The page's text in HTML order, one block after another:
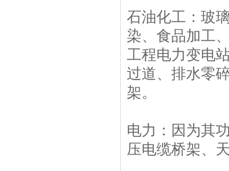
石油化工：玻
染、食品加工
工程电力变电
过道、排水零
架。
电力：因为其
压电缆桥架、